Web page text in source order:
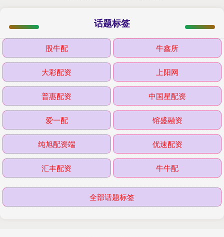
话题标签
股牛配 牛鑫所
大彩配资 上阳网
普惠配资 中国星配资
爱一配 镕盛融资
纯旭配资端 优速配资
汇丰配资 牛牛配
全部话题标签